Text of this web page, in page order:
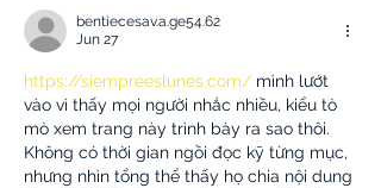
bentiecesav.a.ge54.62
Jun 27
https://siempreeslunes.com/ mình lướt
vào vì thấy mọi người nhắc nhiều, kiểu tò
mò xem trang này trình bày ra sao thôi.
Không có thời gian ngồi đọc kỹ từng mục,
nhưng nhìn tổng thể thấy họ chia nội dung